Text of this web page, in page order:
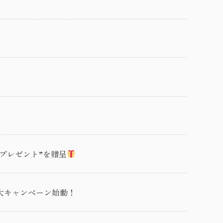
レゼント”を贈呈
ャンペーン始動！